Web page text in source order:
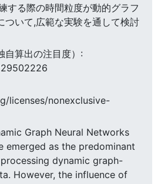
する際の時間粒度が動的グラフ
ついて,広範な実験を通して検討
自算出の注目度）:
licenses/nonexclusive-
Graph Neural Networks
emerged as the predominant
dynamic graph-
However, the influence of